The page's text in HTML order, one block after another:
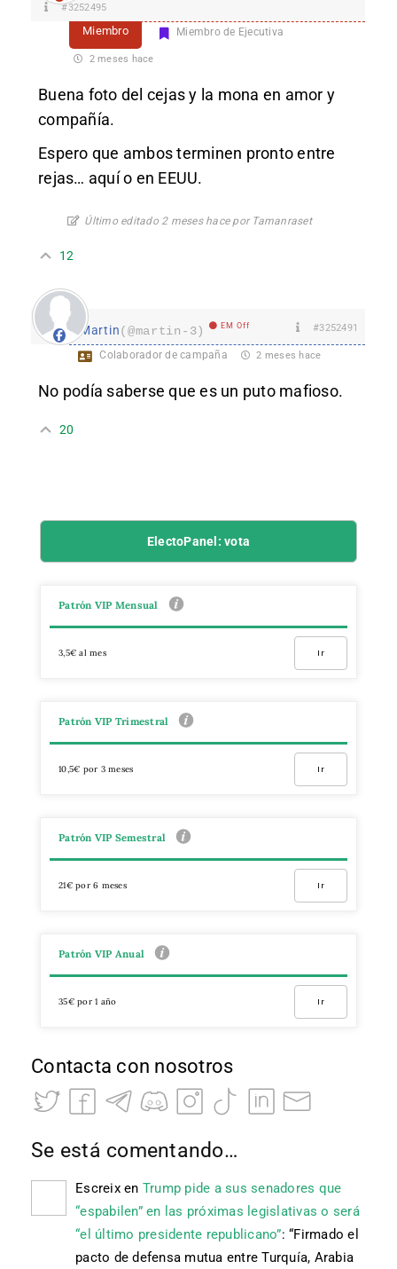
#3252495
Miembro Miembro de Ejecutiva
2 meses hace
Buena foto del cejas y la mona en amor y
compañía.
Espero que ambos terminen pronto entre
rejas… aquí o en EEUU.
Último editado 2 meses hace por Tamanraset
12
Martin(@martin-3) EM Off #3252491
Colaborador de campaña 2 meses hace
No podía saberse que es un puto mafioso.
20
ElectoPanel: vota
Patrón VIP Mensual
3,5€ al mes Ir
Patrón VIP Trimestral
10,5€ por 3 meses Ir
Patrón VIP Semestral
21€ por 6 meses Ir
Patrón VIP Anual
35€ por 1 año Ir
Contacta con nosotros
Se está comentando…
Escreixen Trump pide a sus senadores que
“espabilen” en las próximas legislativas o será
“el último presidente republicano”: “Firmado el
pacto de defensa mutua entre Turquía, Arabia